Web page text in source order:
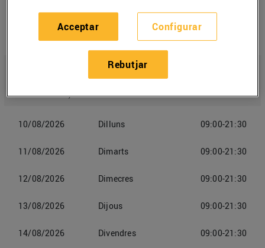
08/08/2026 Dissabte 09:00-21:30
Diumenge
rostisseria).
10/08/2026 Dilluns 09:00-21:30
11/08/2026 Dimarts 09:00-21:30
12/08/2026 Dimecres 09:00-21:30
13/08/2026 Dijous 09:00-21:30
14/08/2026 Divendres 09:00-21:30
Configurar
Rebutjar
Acceptar